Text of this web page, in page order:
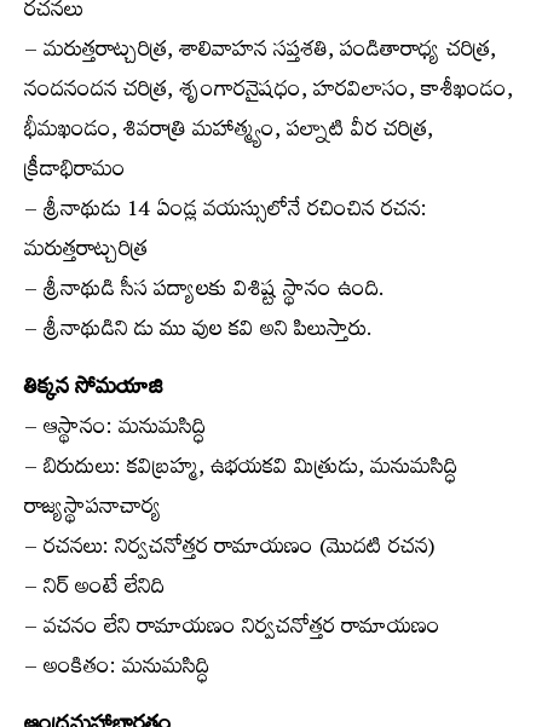
రచనలు
– మరుత్తరాట్చరిత్ర, శాలివాహన సప్తశతి, పండితారాధ్య చరిత్ర,
నందనందన చరిత్ర, శృంగారనైషధం, హరవిలాసం, కాశీఖండం,
భీమఖండం, శివరాత్రి మహాత్మ్యం, పల్నాటి వీర చరిత్ర,
క్రీడాభిరామం
– శ్రీనాథుడు 14 ఏండ్ల వయస్సులోనే రచించిన రచన:
మరుత్తరాట్చరిత్ర
– శ్రీనాథుడి సీస పద్యాలకు విశిష్ట స్థానం ఉంది.
– శ్రీనాథుడిని డు ము వుల కవి అని పిలుస్తారు.
తిక్కన సోమయాజి
– ఆస్థానం: మనుమసిద్ధి
– బిరుదులు: కవిబ్రహ్మ, ఉభయకవి మిత్రుడు, మనుమసిద్ధి
రాజ్యస్థాపనాచార్య
– రచనలు: నిర్వచనోత్తర రామాయణం (మొదటి రచన)
– నిర్ అంటే లేనిది
– వచనం లేని రామాయణం నిర్వచనోత్తర రామాయణం
– అంకితం: మనుమసిద్ధి